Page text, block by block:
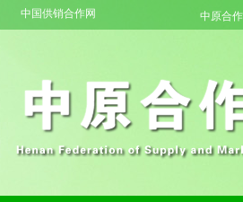
中国供销合作网 中原合